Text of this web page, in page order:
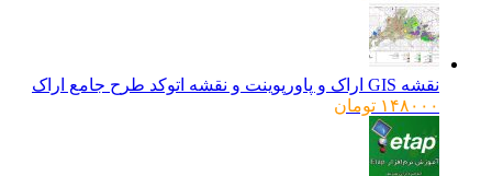
نقشه GIS اراک و پاورپوینت و نقشه اتوکد طرح جامع اراک
۱۴۸۰۰۰ تومان